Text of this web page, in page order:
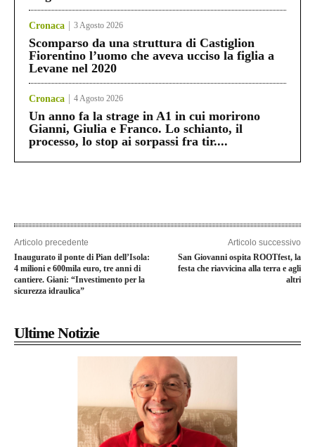
Cronaca 3 Agosto 2026
Scomparso da una struttura di Castiglion
Fiorentino l’uomo che aveva ucciso la figlia a
Levane nel 2020
Cronaca 4 Agosto 2026
Un anno fa la strage in A1 in cui morirono
Gianni, Giulia e Franco. Lo schianto, il
processo, lo stop ai sorpassi fra tir....
Articolo precedente
Inaugurato il ponte di Pian dell’Isola:
4 milioni e 600mila euro, tre anni di
cantiere. Giani: “Investimento per la
sicurezza idraulica”
Articolo successivo
San Giovanni ospita ROOTfest, la
festa che riavvicina alla terra e agli
altri
Ultime Notizie